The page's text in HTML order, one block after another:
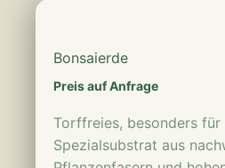
Bonsaierde
Preis auf Anfrage
Torffreies, besonders
Spezialsubstrat aus